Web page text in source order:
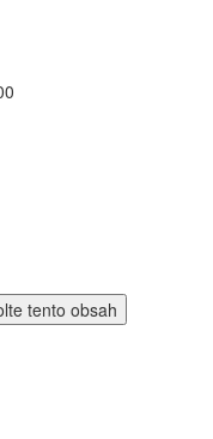
tento obsah